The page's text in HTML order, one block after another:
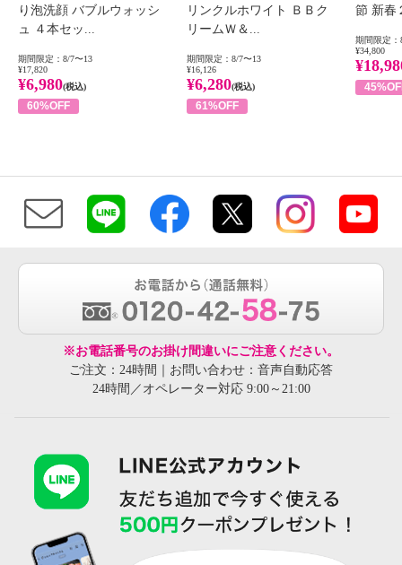
り泡洗顔 バブルウォッシ
ュ ４本セッ...
期間限定：8/7〜13
¥17,820
¥6,980(税込)
60%OFF
リンクルホワイト ＢＢク
リームＷ＆...
期間限定：8/7〜13
¥16,126
¥6,280(税込)
61%OFF
節 新春
期間限定：
¥34,800
※お電話番号のお掛け間違いにご注意ください。
ご注文：24時間｜お問い合わせ：音声自動応答
24時間／オペレーター対応 9:00～21:00